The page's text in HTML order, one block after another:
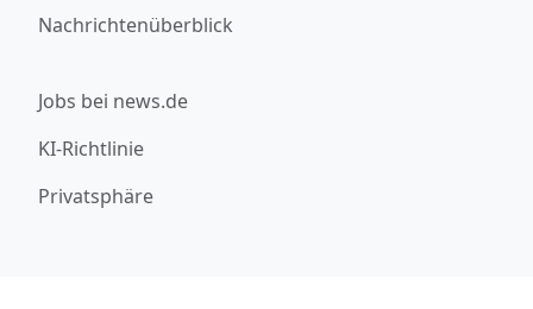
Nachrichtenüberblick
Jobs bei news.de
KI-Richtlinie
Privatsphäre